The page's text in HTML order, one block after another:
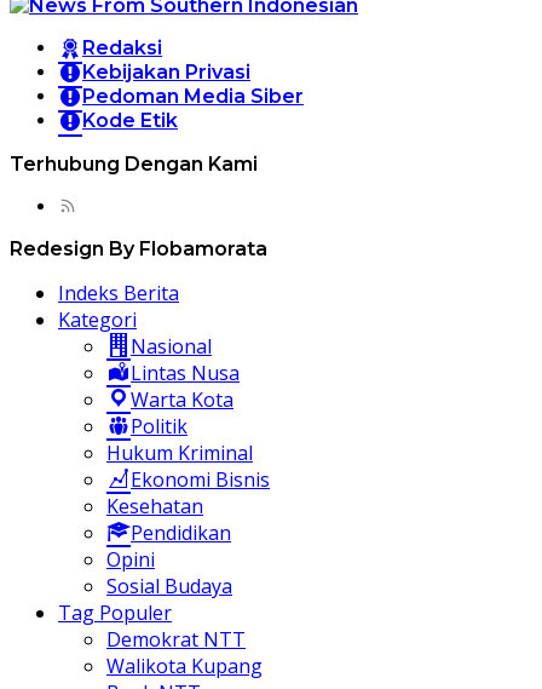
Redaksi
Kebijakan Privasi
Pedoman Media Siber
Kode Etik
Terhubung Dengan Kami
Redesign By Flobamorata
Indeks Berita
Kategori
Nasional
Lintas Nusa
Warta Kota
Politik
Hukum Kriminal
Ekonomi Bisnis
Kesehatan
Pendidikan
Opini
Sosial Budaya
Tag Populer
Demokrat NTT
Walikota Kupang